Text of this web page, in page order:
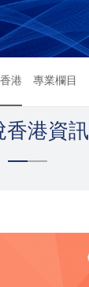
港 專業欄目
香港資訊